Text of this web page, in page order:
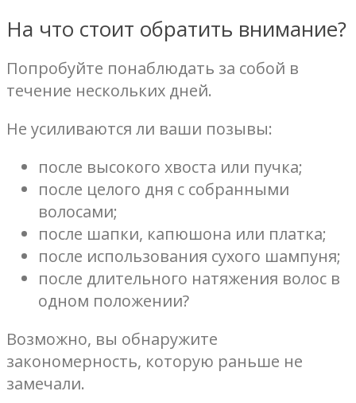
На что стоит обратить внимание?
Попробуйте понаблюдать за собой в
течение нескольких дней.
Не усиливаются ли ваши позывы:
после высокого хвоста или пучка;
после целого дня с собранными
волосами;
после шапки, капюшона или платка;
после использования сухого шампуня;
после длительного натяжения волос в
одном положении?
Возможно, вы обнаружите
закономерность, которую раньше не
замечали.